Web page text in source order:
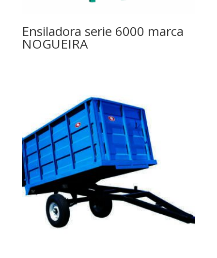
Ensiladora serie 6000 marca
NOGUEIRA